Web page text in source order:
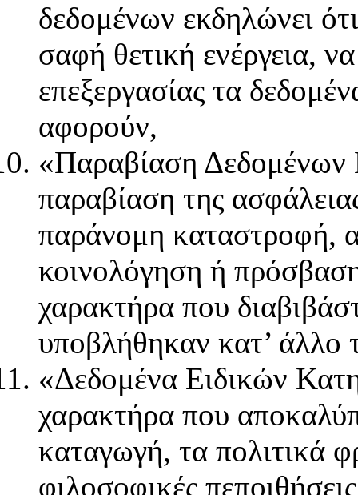
δεδομένων εκδηλώνει
σαφή θετική ενέργεια,
επεξεργασίας τα
αφορούν,
«Παραβίαση
παραβίαση της
παράνομη καταστροφή,
κοινολόγηση ή
χαρακτήρα που
υποβλήθηκαν κατ’ άλλο
«Δεδομένα Ειδικών
χαρακτήρα που
καταγωγή, τα πολιτικά
φιλοσοφικές